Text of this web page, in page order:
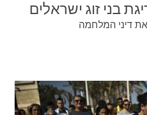
בני זוג ישראלים
דיני המלחמה
More